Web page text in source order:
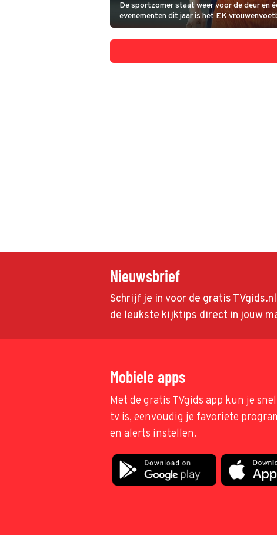
De sportzomer staat weer voor de deur en
evenementen dit jaar is het EK
wanneer moeten de Oranjeleeuwinnen aan
het speelschema.
Nieuwsbrief
Schrijf je in voor de gratis
de leukste kijktips direct in jouw
Mobiele apps
Met de gratis TVgids app kun je
tv is, eenvoudig je favoriete
en alerts instellen.